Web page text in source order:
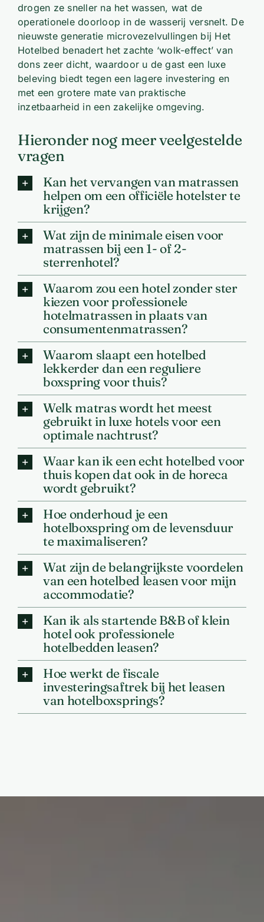
drogen ze sneller na het wassen, wat de
operationele doorloop in de wasserij versnelt. De
nieuwste generatie microvezelvullingen bij Het
Hotelbed benadert het zachte ‘wolk-effect’ van
dons zeer dicht, waardoor u de gast een luxe
beleving biedt tegen een lagere investering en
met een grotere mate van praktische
inzetbaarheid in een zakelijke omgeving.
Hieronder nog meer veelgestelde
vragen
Kan het vervangen van matrassen
helpen om een officiële hotelster te
krijgen?
Wat zijn de minimale eisen voor
matrassen bij een 1- of 2-
sterrenhotel?
Waarom zou een hotel zonder ster
kiezen voor professionele
hotelmatrassen in plaats van
consumentenmatrassen?
Waarom slaapt een hotelbed
lekkerder dan een reguliere
boxspring voor thuis?
Welk matras wordt het meest
gebruikt in luxe hotels voor een
optimale nachtrust?
Waar kan ik een echt hotelbed voor
thuis kopen dat ook in de horeca
wordt gebruikt?
Hoe onderhoud je een
hotelboxspring om de levensduur
te maximaliseren?
Wat zijn de belangrijkste voordelen
van een hotelbed leasen voor mijn
accommodatie?
Kan ik als startende B&B of klein
hotel ook professionele
hotelbedden leasen?
Hoe werkt de fiscale
investeringsaftrek bij het leasen
van hotelboxsprings?